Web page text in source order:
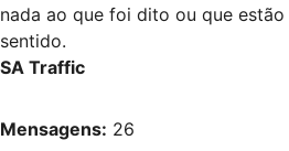
nada ao que foi dito ou que
sentido.
SA Traffic
Mensagens: 26